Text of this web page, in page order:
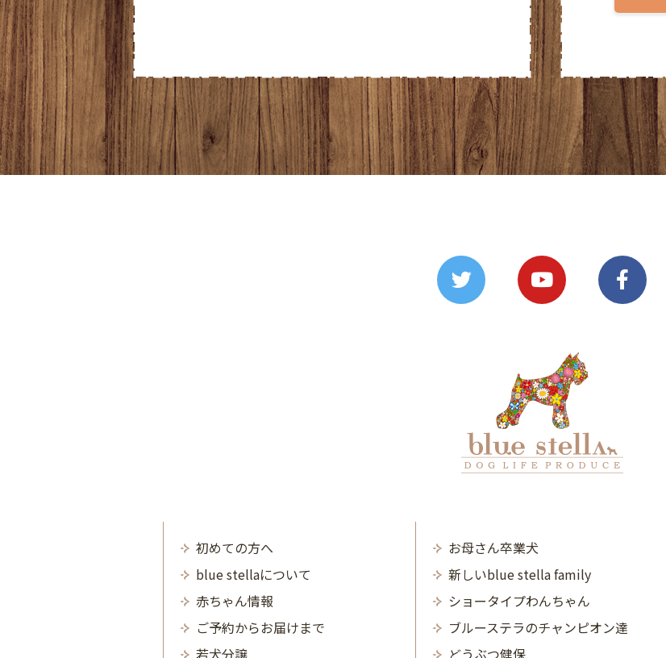
初めての方へ
blue stellaについて
赤ちゃん情報
ご予約からお届けまで
若犬分譲
お母さん卒業犬
新しいblue stella family
ショータイプわんちゃん
ブルーステラのチャンピオン達
どうぶつ健保